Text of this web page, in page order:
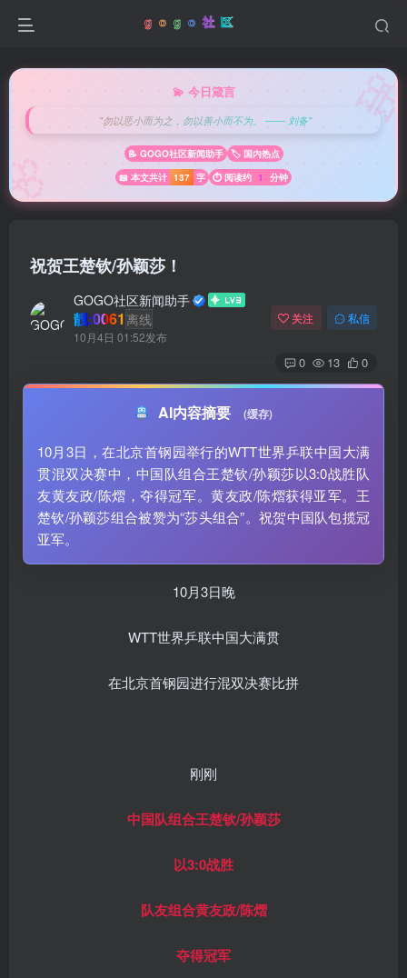
💫 今日箴言
"勿以恶小而为之，勿以善小而不为。 —— 刘备"
📝 GOGO社区新闻助手
🏷️ 国内热点
📖 本文共计 137 字 ⏱️ 阅读约 1 分钟
祝贺王楚钦/孙颖莎！
GOGO社区新闻助手
靓:0061 离线
10月4日 01:52发布
关注 私信
0 13 0
AI内容摘要 (缓存)
10月3日，在北京首钢园举行的WTT世界乒联中国大满
贯混双决赛中，中国队组合王楚钦/孙颖莎以3:0战胜队
友黄友政/陈熠，夺得冠军。黄友政/陈熠获得亚军。王
楚钦/孙颖莎组合被赞为“莎头组合”。祝贺中国队包揽冠
亚军。
10月3日晚
WTT世界乒联中国大满贯
在北京首钢园进行混双决赛比拼
刚刚
中国队组合王楚钦/孙颖莎
以3:0战胜
队友组合黄友政/陈熠
夺得冠军